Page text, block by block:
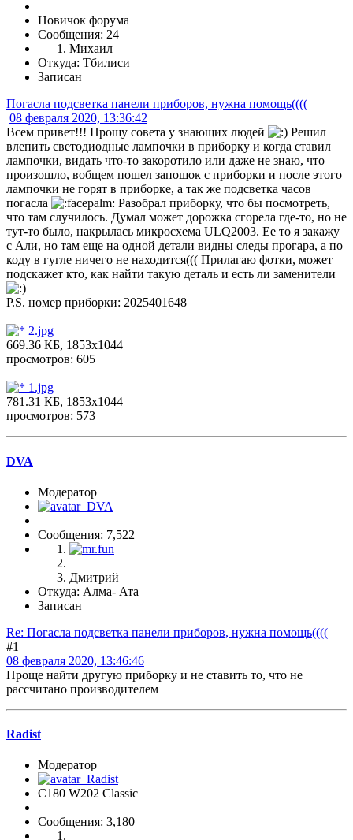
Новичок форума
Сообщения: 24
Михаил
Откуда: Тбилиси
Записан
Погасла подсветка панели приборов, нужна помощь((((
08 февраля 2020, 13:36:42
Всем привет!!! Прошу совета у знающих людей
Решил
влепить светодиодные лампочки в приборку и когда ставил
лампочки, видать что-то закоротило или даже не знаю, что
произошло, вобщем пошел запошок с приборки и после этого
лампочки не горят в приборке, а так же подсветка часов
погасла
Разобрал приборку, что бы посмотреть,
что там случилось. Думал может дорожка сгорела где-то, но не
тут-то было, накрылась микросхема ULQ2003. Ее то я закажу
с Али, но там еще на одной детали видны следы прогара, а по
коду в гугле ничего не находится((( Прилагаю фотки, может
подскажет кто, как найти такую деталь и есть ли заменители
P.S. номер приборки: 2025401648
2.jpg
669.36 КБ, 1853x1044
просмотров: 605
1.jpg
781.31 КБ, 1853x1044
просмотров: 573
DVA
Модератор
Сообщения: 7,522
Дмитрий
Откуда: Алма- Ата
Записан
Re: Погасла подсветка панели приборов, нужна помощь((((
#1
08 февраля 2020, 13:46:46
Проще найти другую приборку и не ставить то, что не
рассчитано производителем
Radist
Модератор
C180 W202 Classic
Сообщения: 3,180